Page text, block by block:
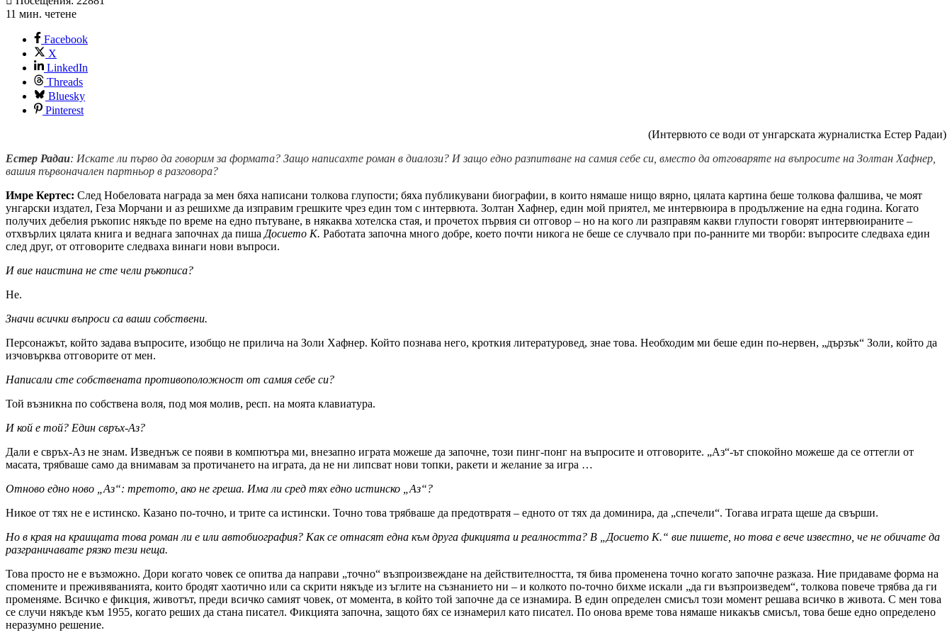
11 мин. четене
Facebook
X
LinkedIn
Threads
Bluesky
Pinterest
(Интервюто се води от унгарската журналистка Естер Радаи)
Естер Радаи: Искате ли първо да говорим за формата? Защо написахте роман в диалози? И защо едно разпитване на самия себе си, вместо да отговаряте на въпросите на Золтан Хафнер,
вашия първоначален партньор в разговора?
Имре Кертес: След Нобеловата награда за мен бяха написани толкова глупости; бяха публикувани биографии, в които нямаше нищо вярно, цялата картина беше толкова фалшива, че моят
унгарски издател, Геза Морчани и аз решихме да изправим грешките чрез един том с интервюта. Золтан Хафнер, един мой приятел, ме интервюира в продължение на една година. Когато
получих дебелия ръкопис някъде по време на едно пътуване, в някаква хотелска стая, и прочетох първия си отговор – но на кого ли разправям какви глупости говорят интервюираните –
отхвърлих цялата книга и веднага започнах да пиша Досието К. Работата започна много добре, което почти никога не беше се случвало при по-ранните ми творби: въпросите следваха един
след друг, от отговорите следваха винаги нови въпроси.
И вие наистина не сте чели ръкописа?
Не.
Значи всички въпроси са ваши собствени.
Персонажът, който задава въпросите, изобщо не прилича на Золи Хафнер. Който познава него, кроткия литературовед, знае това. Необходим ми беше един по-нервен, „дързък“ Золи, който да
изчовърква отговорите от мен.
Написали сте собствената противоположност от самия себе си?
Той възникна по собствена воля, под моя молив, респ. на моята клавиатура.
И кой е той? Един свръх-Аз?
Дали е свръх-Аз не знам. Изведнъж се появи в компютъра ми, внезапно играта можеше да започне, този пинг-понг на въпросите и отговорите. „Аз“-ът спокойно можеше да се оттегли от
масата, трябваше само да внимавам за протичането на играта, да не ни липсват нови топки, ракети и желание за игра …
Отново едно ново „Аз“: третото, ако не греша. Има ли сред тях едно истинско „Аз“?
Никое от тях не е истинско. Казано по-точно, и трите са истински. Точно това трябваше да предотвратя – едното от тях да доминира, да „спечели“. Тогава играта щеше да свърши.
Но в края на краищата това роман ли е или автобиография? Как се отнасят една към друга фикцията и реалността? В „Досието К.“ вие пишете, но това е вече известно, че не обичате да
разграничавате рязко тези неща.
Това просто не е възможно. Дори когато човек се опитва да направи „точно“ възпроизвеждане на действителността, тя бива променена точно когато започне разказа. Ние придаваме форма на
спомените и преживяванията, които бродят хаотично или са скрити някъде из ъглите на съзнанието ни – и колкото по-точно бихме искали „да ги възпроизведем“, толкова повече трябва да ги
променяме. Всичко е фикция, животът, преди всичко самият човек, от момента, в който той започне да се изнамира. В един определен смисъл този момент решава всичко в живота. С мен това
се случи някъде към 1955, когато реших да стана писател. Фикцията започна, защото бях се изнамерил като писател. По онова време това нямаше никакъв смисъл, това беше едно определено
неразумно решение.